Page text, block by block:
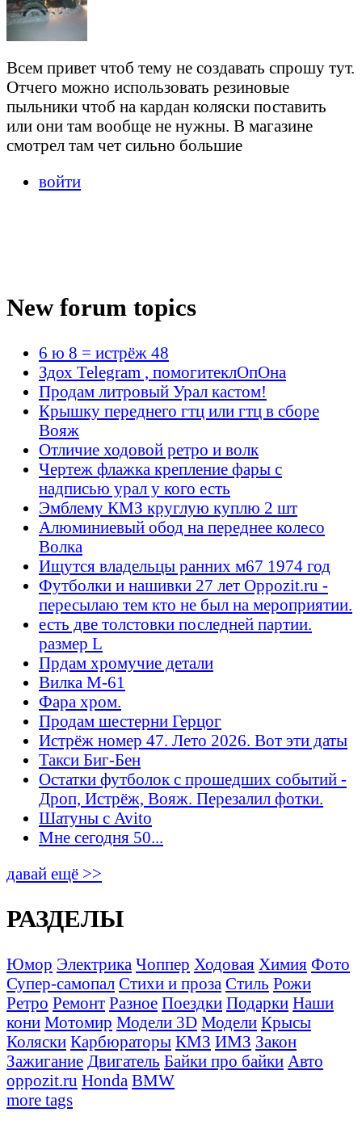
Всем привет чтоб тему не создавать спрошу тут.
Отчего можно использовать резиновые
пыльники чтоб на кардан коляски поставить
или они там вообще не нужны. В магазине
смотрел там чет сильно большие
войти
New forum topics
6 ю 8 = истрёж 48
Здох Telegram , помогитеклОпОна
Продам литровый Урал кастом!
Крышку переднего гтц или гтц в сборе
Вояж
Отличие ходовой ретро и волк
Чертеж флажка крепление фары с
надписью урал у кого есть
Эмблему КМЗ круглую куплю 2 шт
Алюминиевый обод на переднее колесо
Волка
Ищутся владельцы ранних м67 1974 год
Футболки и нашивки 27 лет Oppozit.ru -
пересылаю тем кто не был на мероприятии.
есть две толстовки последней партии.
размер L
Прдам хромучие детали
Вилка М-61
Фара хром.
Продам шестерни Герцог
Истрёж номер 47. Лето 2026. Вот эти даты
Такси Биг-Бен
Остатки футболок с прошедших событий -
Дроп, Истрёж, Вояж. Перезалил фотки.
Шатуны с Avito
Мне сегодня 50...
давай ещё >>
РАЗДЕЛЫ
Юмор Электрика Чоппер Ходовая Химия Фото
Супер-самопал Стихи и проза Стиль Рожи
Ретро Ремонт Разное Поездки Подарки Наши
кони Мотомир Модели 3D Модели Крысы
Коляски Карбюраторы КМЗ ИМЗ Закон
Зажигание Двигатель Байки про байки Авто
oppozit.ru Honda BMW
more tags